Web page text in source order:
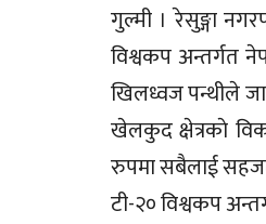
गुल्मी । रेसुङ्गा
विश्वकप अन्तर्गत
खिलध्वज
खेलकुद क्षेत्रकाे
रुपमा
टी-२० विश्वकप